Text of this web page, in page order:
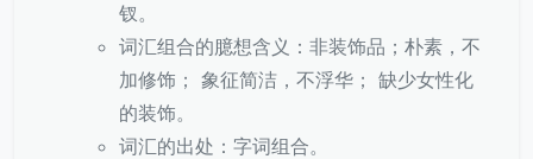
钗。
词汇组合的臆想含义：非装饰品；朴素，不
加修饰； 象征简洁，不浮华； 缺少女性化
的装饰。
词汇的出处：字词组合。